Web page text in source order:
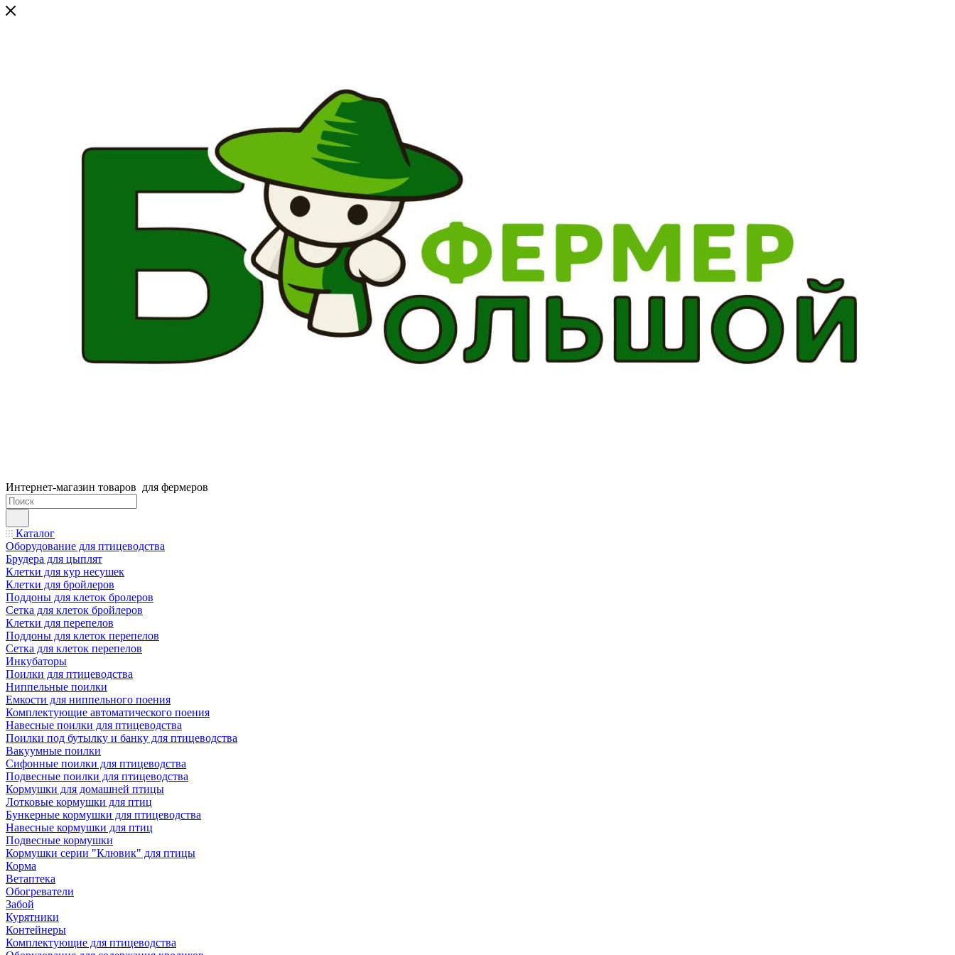
Интернет-магазин товаров для фермеров
Каталог
Оборудование для птицеводства
Брудера для цыплят
Клетки для кур несушек
Клетки для бройлеров
Поддоны для клеток бролеров
Сетка для клеток бройлеров
Клетки для перепелов
Поддоны для клеток перепелов
Сетка для клеток перепелов
Инкубаторы
Поилки для птицеводства
Ниппельные поилки
Емкости для ниппельного поения
Комплектующие автоматического поения
Навесные поилки для птицеводства
Поилки под бутылку и банку для птицеводства
Вакуумные поилки
Сифонные поилки для птицеводства
Подвесные поилки для птицеводства
Кормушки для домашней птицы
Лотковые кормушки для птиц
Бункерные кормушки для птицеводства
Навесные кормушки для птиц
Подвесные кормушки
Кормушки серии "Клювик" для птицы
Корма
Ветаптека
Обогреватели
Забой
Курятники
Контейнеры
Комплектующие для птицеводства